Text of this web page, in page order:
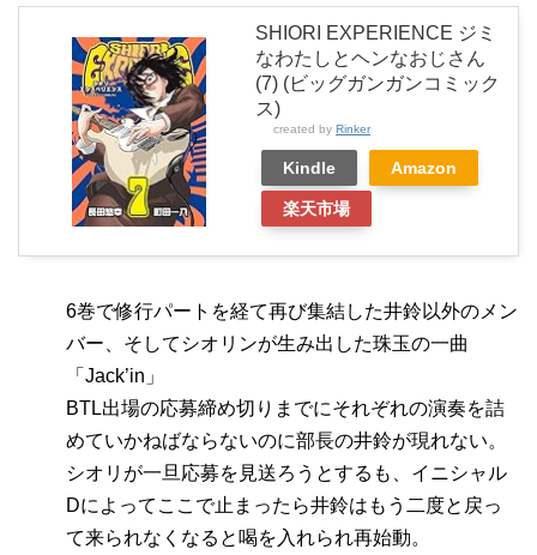
SHIORI EXPERIENCE ジミ
なわたしとヘンなおじさん
(7) (ビッグガンガンコミック
ス)
created by Rinker
Kindle Amazon
楽天市場
6巻で修行パートを経て再び集結した井鈴以外のメン
バー、そしてシオリンが生み出した珠玉の一曲
「Jack’in」
BTL出場の応募締め切りまでにそれぞれの演奏を詰
めていかねばならないのに部長の井鈴が現れない。
シオリが一旦応募を見送ろうとするも、イニシャル
Dによってここで止まったら井鈴はもう二度と戻っ
て来られなくなると喝を入れられ再始動。